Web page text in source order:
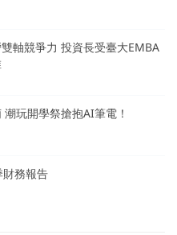
軸競爭力 投資長受臺大EMBA
玩開學祭搶抱AI筆電！
務報告